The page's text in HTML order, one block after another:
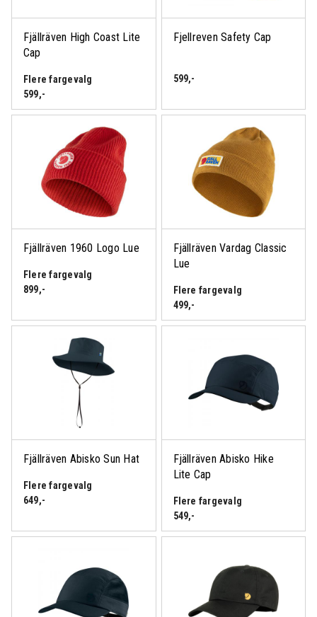
Fjällräven High Coast Lite
Cap
Flere fargevalg
599,-
Fjellreven Safety Cap
599,-
Fjällräven 1960 Logo Lue
Flere fargevalg
899,-
Fjällräven Vardag Classic
Lue
Flere fargevalg
499,-
Fjällräven Abisko Sun Hat
Flere fargevalg
649,-
Fjällräven Abisko Hike
Lite Cap
Flere fargevalg
549,-